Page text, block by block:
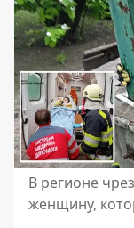
В регионе
женщину,